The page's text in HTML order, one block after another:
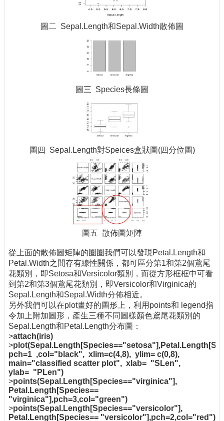
圖二 Sepal.Length和Sepal.Width散佈圖
圖三 Species長條圖
圖四 Sepal.Length對Speices盒狀圖(四分位圖)
圖五 散佈圖矩陣
從上面的散佈圖矩陣的圈圈我們可以發現Petal.Length和
Petal.Width之間存有線性關係，都可區分第1和第2個鳶尾
花類別，即Setosa和Versicolor類別，而從方形框框中可看
到第2和第3個鳶尾花類別，即Versicolor和Virginica的
Sepal.Length和Sepal.Width分佈相近。
另外我們可以在plot畫好的圖形上，利用points和 legend指
令加上附加圖形，產生三種不同圖樣顏色鳶尾花類別的
Sepal.Length和Petal.Length分布圖：
>attach(iris)
>
pch=1 ,col="black", xlim=c(4,8), ylim= c(0,8),
main="classified scatter plot", xlab= "SLen",
ylab= "PLen")
>points(Sepal.Length[Species=="virginica"],
Petal.Length[Species==
"virginica"],pch=3,col="green")
>points(Sepal.Length[Species=="versicolor"],
Petal.Length[Species== "versicolor"],pch=2,col="red")